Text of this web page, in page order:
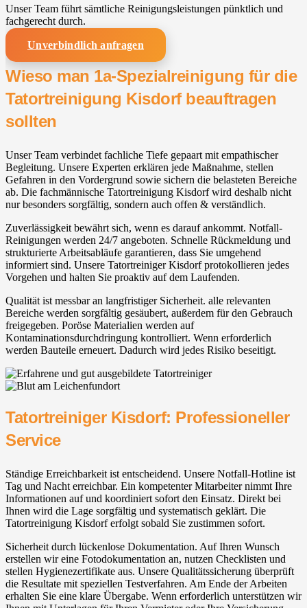
Unser Team führt sämtliche Reinigungsleistungen pünktlich und
fachgerecht durch.
Unverbindlich anfragen
Wieso man 1a-Spezialreinigung für die
Tatortreinigung Kisdorf beauftragen
sollten
Unser Team verbindet fachliche Tiefe gepaart mit empathischer
Begleitung. Unsere Experten erklären jede Maßnahme, stellen
Gefahren in den Vordergrund sowie sichern die belasteten Bereiche
ab. Die fachmännische Tatortreinigung Kisdorf wird deshalb nicht
nur besonders sorgfältig, sondern auch offen & verständlich.
Zuverlässigkeit bewährt sich, wenn es darauf ankommt. Notfall-
Reinigungen werden 24/7 angeboten. Schnelle Rückmeldung und
strukturierte Arbeitsabläufe garantieren, dass Sie umgehend
informiert sind. Unsere Tatortreiniger Kisdorf protokollieren jedes
Vorgehen und halten Sie proaktiv auf dem Laufenden.
Qualität ist messbar an langfristiger Sicherheit. alle relevanten
Bereiche werden sorgfältig gesäubert, außerdem für den Gebrauch
freigegeben. Poröse Materialien werden auf
Kontaminationsdurchdringung kontrolliert. Wenn erforderlich
werden Bauteile erneuert. Dadurch wird jedes Risiko beseitigt.
Tatortreiniger Kisdorf: Professioneller
Service
Ständige Erreichbarkeit ist entscheidend. Unsere Notfall-Hotline ist
Tag und Nacht erreichbar. Ein kompetenter Mitarbeiter nimmt Ihre
Informationen auf und koordiniert sofort den Einsatz. Direkt bei
Ihnen wird die Lage sorgfältig und systematisch geklärt. Die
Tatortreinigung Kisdorf erfolgt sobald Sie zustimmen sofort.
Sicherheit durch lückenlose Dokumentation. Auf Ihren Wunsch
erstellen wir eine Fotodokumentation an, nutzen Checklisten und
stellen Hygienezertifikate aus. Unsere Qualitätssicherung überprüft
die Resultate mit speziellen Testverfahren. Am Ende der Arbeiten
erhalten Sie eine klare Übergabe. Wenn erforderlich unterstützen wir